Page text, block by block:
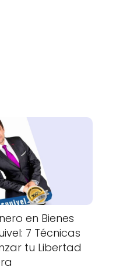
en Bienes
7 Técnicas
tu Libertad